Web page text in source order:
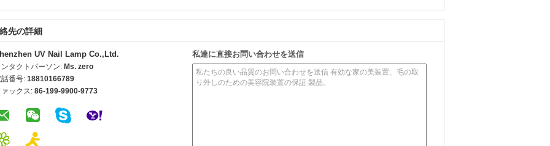
先の詳細
UV Nail Lamp Co.,Ltd.
ンタクトパーソン: Ms. zero
話番号: 18810166789
ァックス: 86-199-9900-9773
私達に直接お問い合わせを送信